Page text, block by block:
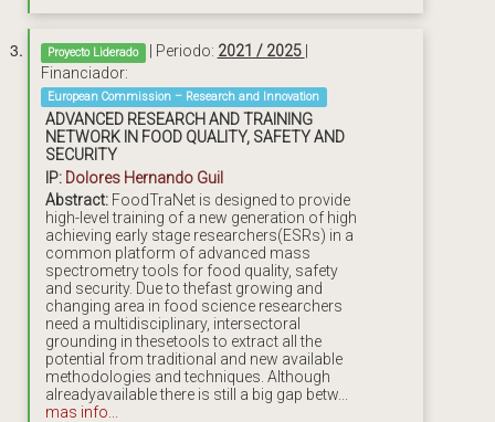
Proyecto Liderado | Periodo: 2021 / 2025
Financiador:
European Commission – Research and Innovation
ADVANCED RESEARCH AND TRAINING
NETWORK IN FOOD QUALITY, SAFETY AND
SECURITY
IP: Dolores Hernando Guil
Abstract: FoodTraNet is designed to provide
high-level training of a new generation of high
achieving early stage researchers(ESRs) in a
common platform of advanced mass
spectrometry tools for food quality, safety
and security. Due to thefast growing and
changing area in food science researchers
need a multidisciplinary, intersectoral
grounding in thesetools to extract all the
potential from traditional and new available
methodologies and techniques. Although
alreadyavailable there is still a big gap betw...
mas info...